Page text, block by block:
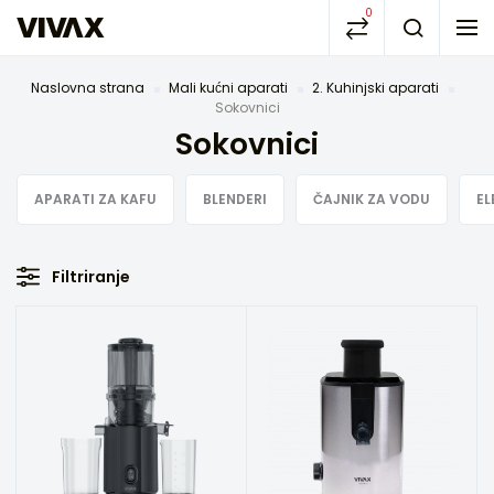
0
Naslovna strana Mali kućni aparati
2. Kuhinjski aparati
Sokovnici
Sokovnici
APARATI ZA KAFU BLENDERI ČAJNIK ZA VODU
Filtriranje